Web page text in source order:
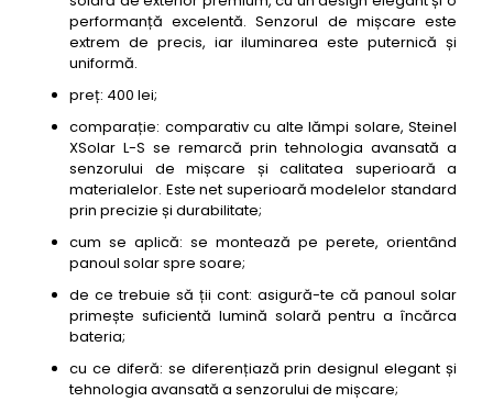
performanță excelentă. Senzorul de mișcare este
extrem de precis, iar iluminarea este puternică și
uniformă.
preț: 400 lei;
comparație: comparativ cu alte lămpi solare, Steinel
XSolar L-S se remarcă prin tehnologia avansată a
senzorului de mișcare și calitatea superioară a
materialelor. Este net superioară modelelor standard
prin precizie și durabilitate;
cum se aplică: se montează pe perete, orientând
panoul solar spre soare;
de ce trebuie să ții cont: asigură-te că panoul solar
primește suficientă lumină solară pentru a încărca
bateria;
cu ce diferă: se diferențiază prin designul elegant și
tehnologia avansată a senzorului de mișcare;